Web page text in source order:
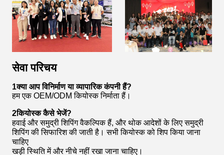
सेवा परिचय
1क्या आप विनिर्माण या व्यापारिक कंपनी हैं?
हम एक OEM/ODM कियोस्क निर्माता हैं।
2कियोस्क कैसे भेजें?
हवाई और समुद्री शिपिंग वैकल्पिक हैं, और थोक आदेशों के लिए समुद्री
शिपिंग की सिफारिश की जाती है। सभी कियोस्क को शिप किया जाना
चाहिए
खड़ी स्थिति में और नीचे नहीं रखा जाना चाहिए।